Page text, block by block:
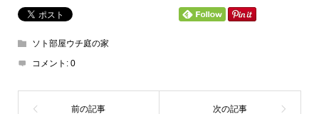
ソト部屋ウチ庭の家
コメント: 0